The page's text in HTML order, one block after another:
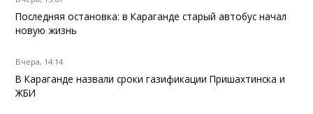
Последняя остановка: в Караганде старый автобус начал
новую жизнь
Вчера, 14:14
В Караганде назвали сроки газификации Пришахтинска и
ЖБИ